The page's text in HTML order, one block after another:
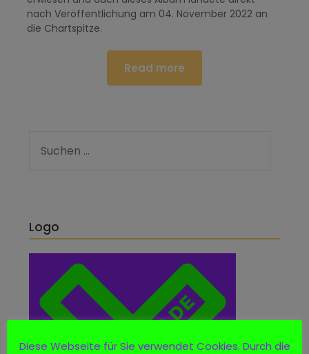
nach Veröffentlichung am 04. November 2022 an
die Chartspitze.
Read more
Logo
Diese Webseite für Sie verwendet Cookies. Durch die